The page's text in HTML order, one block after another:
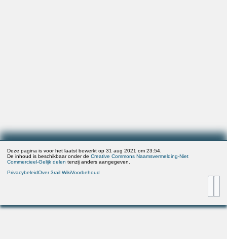
Deze pagina is voor het laatst bewerkt op 31 aug 2021 om 23:54.
De inhoud is beschikbaar onder deCreative Commons Naamsvermelding-Niet
Commercieel-Gelijk delen tenzij anders aangegeven.
PrivacybeleidOver 3rail WikiVoorbehoud